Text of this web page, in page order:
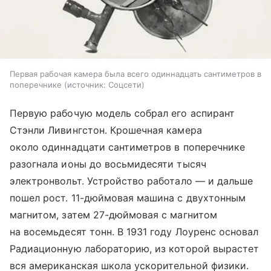
Первая рабочая камера была всего одиннадцать сантиметров в
поперечнике
источник: Соцсети
Первую рабочую модель собрал его аспирант
Стэнли Ливингстон. Крошечная камера
около одиннадцати сантиметров в поперечнике
разогнала ионы до восьмидесяти тысяч
электронвольт. Устройство работало — и дальше
пошел рост. 11-дюймовая машина с двухтонным
магнитом, затем 27-дюймовая с магнитом
на восемьдесят тонн. В 1931 году Лоуренс основал
Радиационную лабораторию, из которой вырастет
вся американская школа ускорительной физики.